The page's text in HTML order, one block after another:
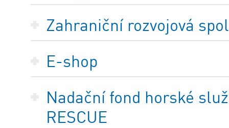
Zahraniční rozvojová
E-shop
Nadační fond horské
RESCUE